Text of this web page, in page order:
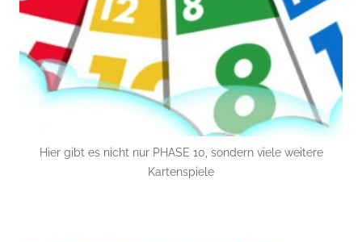
Hier gibt es nicht nur PHASE 10, sondern viele weitere
Kartenspiele